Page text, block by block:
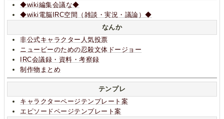
◆wiki編集会議な◆
◆wiki電脳IRC空間（雑談・実況・議論）◆
なんか
非公式キャラクター人気投票
ニュービーのための忍殺文体ドージョー
IRC会議録・資料・考察録
制作物まとめ
テンプレ
キャラクターページテンプレート案
エピソードページテンプレート案